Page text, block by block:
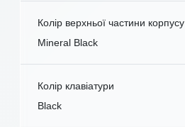
Колір верхньої частини корпусу
Mineral Black
Колір клавіатури
Black